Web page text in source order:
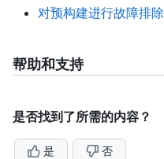
对预构建进行故障排除
帮助和支持
是否找到了所需的内容？
是 否